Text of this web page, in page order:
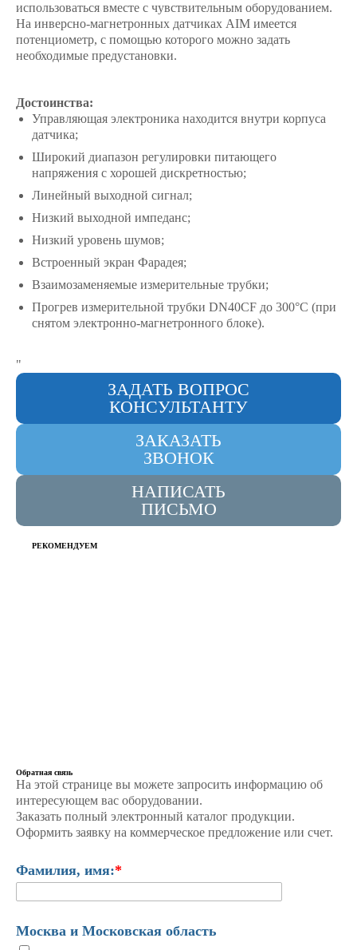
использоваться вместе с чувствительным оборудованием.
На инверсно-магнетронных датчиках AIM имеется
потенциометр, с помощью которого можно задать
необходимые предустановки.
Достоинства:
Управляющая электроника находится внутри корпуса
датчика;
Широкий диапазон регулировки питающего
напряжения с хорошей дискретностью;
Линейный выходной сигнал;
Низкий выходной импеданс;
Низкий уровень шумов;
Встроенный экран Фарадея;
Взаимозаменяемые измерительные трубки;
Прогрев измерительной трубки DN40CF до 300°С (при
снятом электронно-магнетронного блоке).
"
ЗАДАТЬ ВОПРОС
КОНСУЛЬТАНТУ
ЗАКАЗАТЬ
ЗВОНОК
НАПИСАТЬ
ПИСЬМО
РЕКОМЕНДУЕМ
Обратная связь
На этой странице вы можете запросить информацию об
интересующем вас оборудовании.
Заказать полный электронный каталог продукции.
Оформить заявку на коммерческое предложение или счет.
Фамилия, имя:*
Москва и Московская область